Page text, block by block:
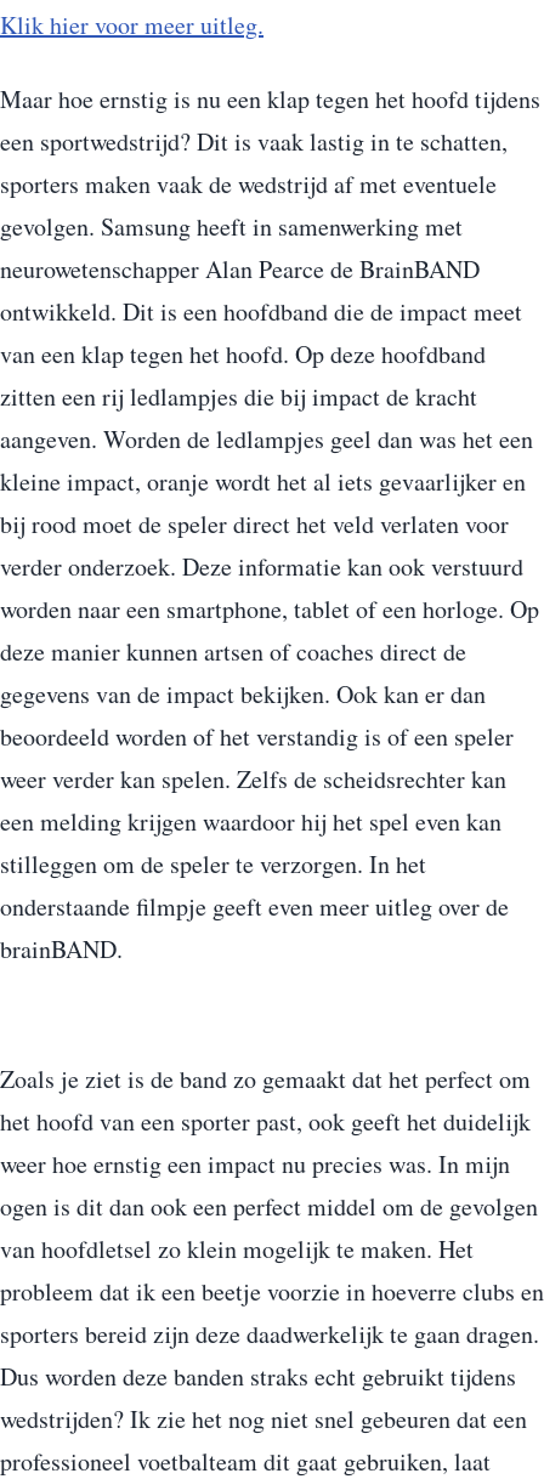
Klik hier voor meer uitleg.
Maar hoe ernstig is nu een klap tegen het hoofd tijdens
een sportwedstrijd? Dit is vaak lastig in te schatten,
sporters maken vaak de wedstrijd af met eventuele
gevolgen. Samsung heeft in samenwerking met
neurowetenschapper Alan Pearce de BrainBAND
ontwikkeld. Dit is een hoofdband die de impact meet
van een klap tegen het hoofd. Op deze hoofdband
zitten een rij ledlampjes die bij impact de kracht
aangeven. Worden de ledlampjes geel dan was het een
kleine impact, oranje wordt het al iets gevaarlijker en
bij rood moet de speler direct het veld verlaten voor
verder onderzoek. Deze informatie kan ook verstuurd
worden naar een smartphone, tablet of een horloge. Op
deze manier kunnen artsen of coaches direct de
gegevens van de impact bekijken. Ook kan er dan
beoordeeld worden of het verstandig is of een speler
weer verder kan spelen. Zelfs de scheidsrechter kan
een melding krijgen waardoor hij het spel even kan
stilleggen om de speler te verzorgen. In het
onderstaande filmpje geeft even meer uitleg over de
brainBAND.
Zoals je ziet is de band zo gemaakt dat het perfect om
het hoofd van een sporter past, ook geeft het duidelijk
weer hoe ernstig een impact nu precies was. In mijn
ogen is dit dan ook een perfect middel om de gevolgen
van hoofdletsel zo klein mogelijk te maken. Het
probleem dat ik een beetje voorzie in hoeverre clubs en
sporters bereid zijn deze daadwerkelijk te gaan dragen.
Dus worden deze banden straks echt gebruikt tijdens
wedstrijden? Ik zie het nog niet snel gebeuren dat een
professioneel voetbalteam dit gaat gebruiken, laat